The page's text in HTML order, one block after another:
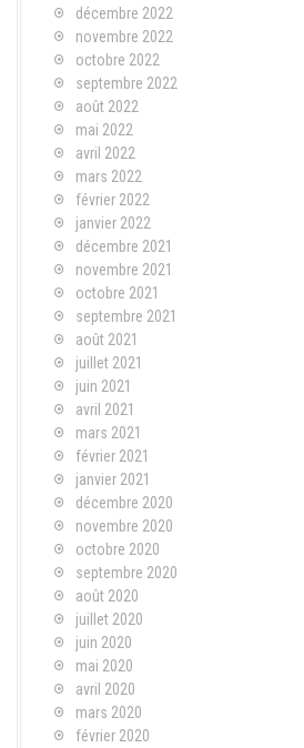
décembre 2022
novembre 2022
octobre 2022
septembre 2022
août 2022
mai 2022
avril 2022
mars 2022
février 2022
janvier 2022
décembre 2021
novembre 2021
octobre 2021
septembre 2021
août 2021
juillet 2021
juin 2021
avril 2021
mars 2021
février 2021
janvier 2021
décembre 2020
novembre 2020
octobre 2020
septembre 2020
août 2020
juillet 2020
juin 2020
mai 2020
avril 2020
mars 2020
février 2020